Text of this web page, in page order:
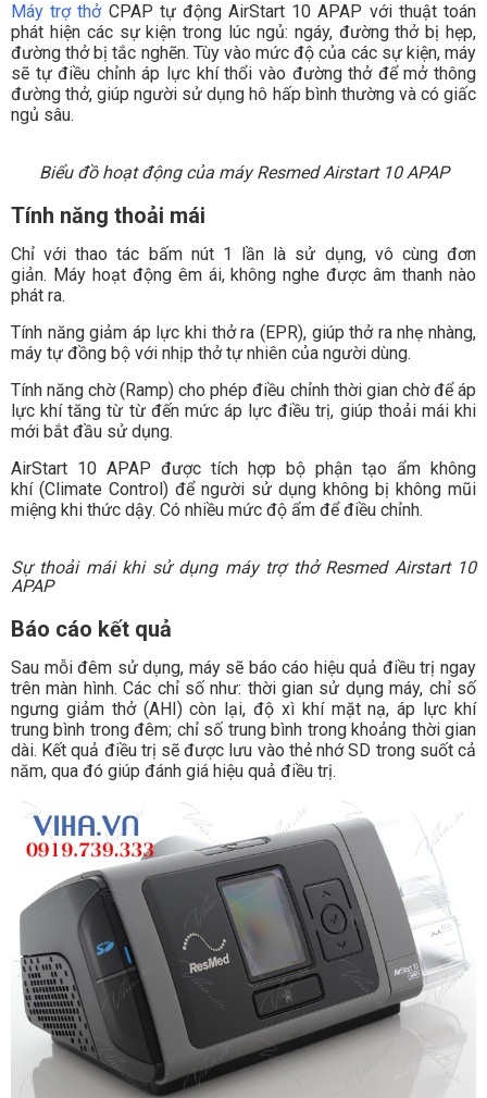
Máy trợ thởCPAP tự động AirStart 10 APAP với thuật toán
phát hiện các sự kiện trong lúc ngủ: ngáy, đường thở bị hẹp,
đường thở bị tắc nghẽn. Tùy vào mức độ của các sự kiện, máy
sẽ tự điều chỉnh áp lực khí thổi vào đường thở để mở thông
đường thở, giúp người sử dụng hô hấp bình thường và có giấc
ngủ sâu.
Biểu đồ hoạt động của máy Resmed Airstart 10 APAP
Tính năng thoải mái
Chỉ với thao tác bấm nút 1 lần là sử dụng, vô cùng đơn
giản. Máy hoạt động êm ái, không nghe được âm thanh nào
phát ra.
Tính năng giảm áp lực khi thở ra (EPR), giúp thở ra nhẹ nhàng,
máy tự đồng bộ với nhịp thở tự nhiên của người dùng.
Tính năng chờ (Ramp) cho phép điều chỉnh thời gian chờ để áp
lực khí tăng từ từ đến mức áp lực điều trị, giúp thoải mái khi
mới bắt đầu sử dụng.
AirStart 10 APAP được tích hợp bộ phận tạo ẩm không
khí (Climate Control) để người sử dụng không bị không mũi
miệng khi thức dậy. Có nhiều mức độ ẩm để điều chỉnh.
Sự thoải mái khi sử dụng máy trợ thở Resmed Airstart 10
APAP
Báo cáo kết quả
Sau mỗi đêm sử dụng, máy sẽ báo cáo hiệu quả điều trị ngay
trên màn hình. Các chỉ số như: thời gian sử dụng máy, chỉ số
ngưng giảm thở (AHI) còn lại, độ xì khí mặt nạ, áp lực khí
trung bình trong đêm; chỉ số trung bình trong khoảng thời gian
dài. Kết quả điều trị sẽ được lưu vào thẻ nhớ SD trong suốt cả
năm, qua đó giúp đánh giá hiệu quả điều trị.